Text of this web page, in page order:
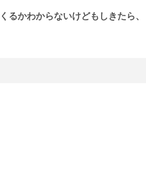
るかわからないけどもしきたら、